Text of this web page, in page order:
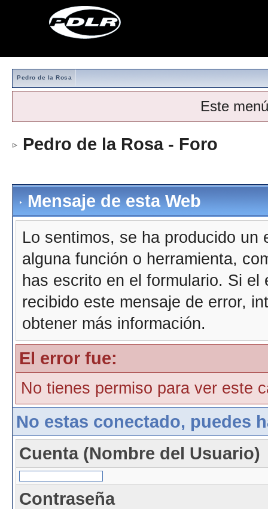
Pedro de la Rosa
Este
Pedro de la Rosa - Foro
Mensaje de esta Web
Lo sentimos, se ha producido
alguna función o herramienta,
has escrito en el formulario. Si
recibido este mensaje de error,
obtener más información.
El error fue:
No tienes permiso para ver este
No estas conectado, puedes
Cuenta (Nombre del Usuario)
Contraseña